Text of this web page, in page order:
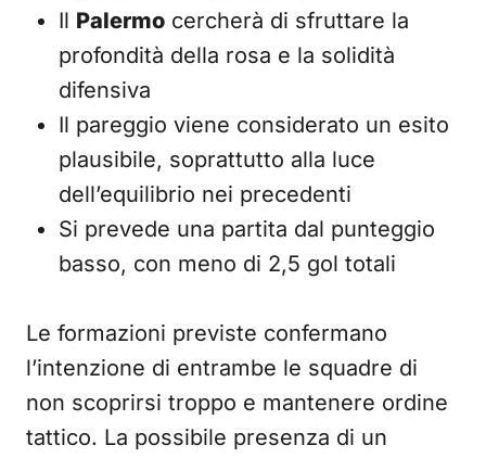
Il Palermo cercherà di sfruttare la
profondità della rosa e la solidità
difensiva
Il pareggio viene considerato un esito
plausibile, soprattutto alla luce
dell’equilibrio nei precedenti
Si prevede una partita dal punteggio
basso, con meno di 2,5 gol totali
Le formazioni previste confermano
l’intenzione di entrambe le squadre di
non scoprirsi troppo e mantenere ordine
tattico. La possibile presenza di un